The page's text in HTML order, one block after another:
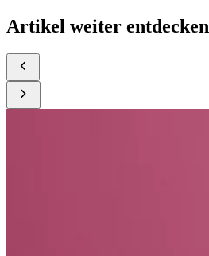
Artikel weiter entdecken